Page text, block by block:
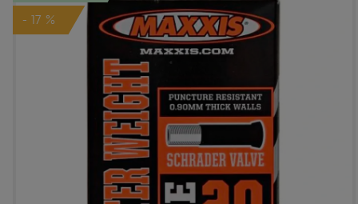
- 17 %